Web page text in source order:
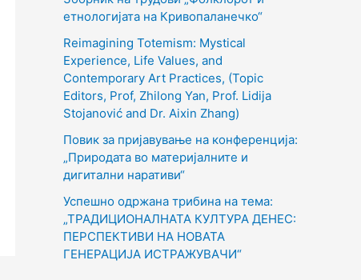
o
r
:
етнологијата на Кривопаланечко“
Reimagining Totemism: Mystical
Experience, Life Values, and
Contemporary Art Practices, (Topic
Editors, Prof, Zhilong Yan, Prof. Lidija
Stojanović and Dr. Aixin Zhang)
Повик за пријавување на конференција:
„Природата во материјалните и
дигитални наративи“
Успешно одржана трибина на тема:
„ТРАДИЦИОНАЛНАТА КУЛТУРА ДЕНЕС:
ПЕРСПЕКТИВИ НА НОВАТА
ГЕНЕРАЦИЈА ИСТРАЖУВАЧИ“